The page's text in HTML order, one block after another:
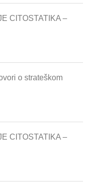
CITOSTATIKA –
o strateškom
CITOSTATIKA –